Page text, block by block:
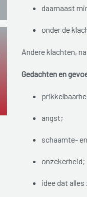
daarnaast
onder de
Andere klachten,
Gedachten en
angst;
schaamte-
onzekerheid;
idee dat